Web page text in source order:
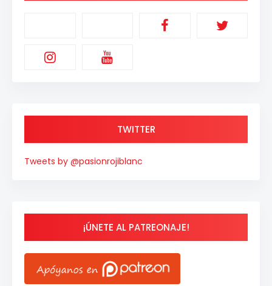
TWITTER
Tweets by @pasionrojiblanc
¡ÚNETE AL PATREONAJE!